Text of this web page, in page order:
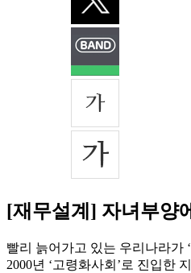
[재무설계] 자녀부양
빨리 늙어가고 있는 우리나라가
2000년 ‘고령화사회’로 진입한